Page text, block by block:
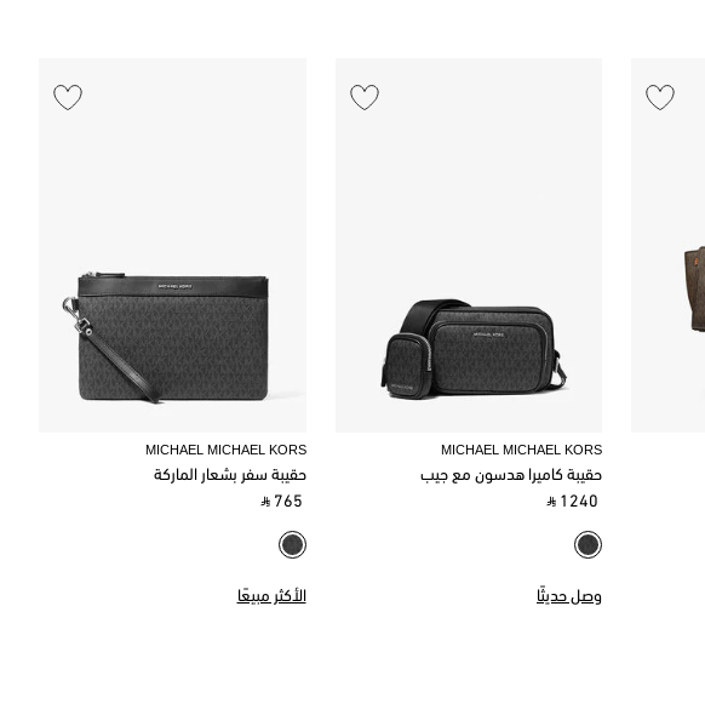
MICHAEL MICHAEL KORS
حقيبة كاميرا هدسون مع جيب
‎ ⃁ 1240 ‎
وصل حديثًا
MICHAEL MICHAEL KORS
حقيبة سفر بشعار الماركة
‎ ⃁ 765 ‎
الأكثر مبيعًا